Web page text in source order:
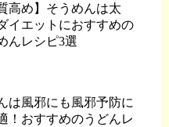
高め】そうめんは太
イエットにおすすめの
んレシピ3選
は風邪にも風邪予防に
！おすすめのうどんレ